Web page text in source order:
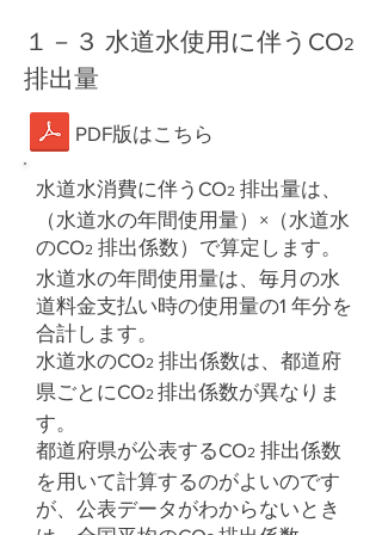
１－３ 水道水使用に伴うCO2
排出量
水道水消費に伴うCO2 排出量は、
（水道水の年間使用量）×（水道水
のCO2 排出係数）で算定します。
水道水の年間使用量は、毎月の水
道料金支払い時の使用量の1 年分を
合計します。
水道水のCO2 排出係数は、都道府
県ごとにCO2 排出係数が異なりま
す。
都道府県が公表するCO2 排出係数
を用いて計算するのがよいのです
が、公表データがわからないとき
PDF版はこちら